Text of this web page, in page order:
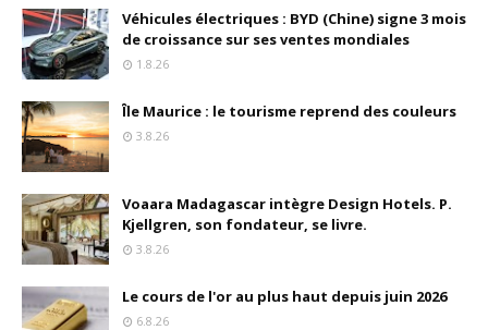
Véhicules électriques : BYD (Chine) signe 3 mois
de croissance sur ses ventes mondiales
1.8.26
Île Maurice : le tourisme reprend des couleurs
3.8.26
Voaara Madagascar intègre Design Hotels. P.
Kjellgren, son fondateur, se livre.
3.8.26
Le cours de l'or au plus haut depuis juin 2026
6.8.26